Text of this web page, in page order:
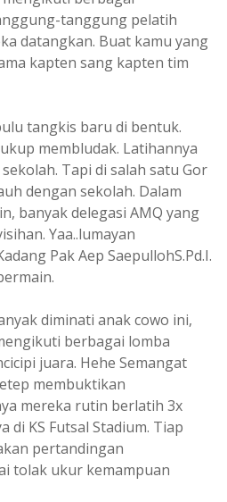
tanggung pelatih
datangkan. Buat kamu yang
kapten sang kapten tim
tangkis baru di bentuk.
membludak. Latihannya
Tapi di salah satu Gor
dengan sekolah. Dalam
banyak delegasi AMQ yang
Yaa..lumayan
Pak Aep SaepullohS.Pd.I.
diminati anak cowo ini,
berbagai lomba
juara. Hehe Semangat
membuktikan
mereka rutin berlatih 3x
di KS Futsal Stadium. Tiap
pertandingan
tolak ukur kemampuan